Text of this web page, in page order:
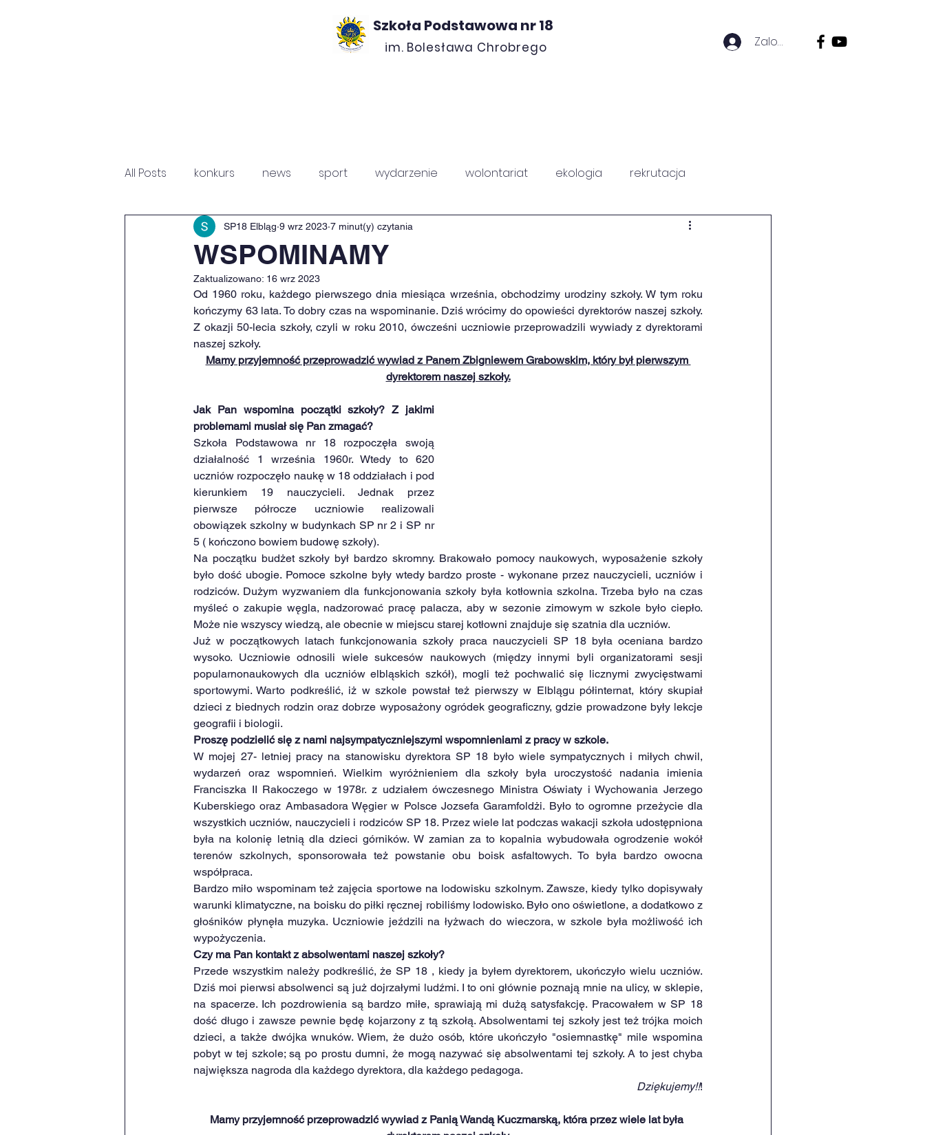
Szkoła Podstawowa nr 18
im. Bolesława Chrobrego Zaloguj się
All Posts konkurs news sport wydarzenie wolontariat ekologia rekrutacja
Fundacja Św. Mikołaja SzPZ Chrobry
WSPOMINAMY
SP18 Elbląg 9 wrz 2023 7 minut(y) czytania
Zaktualizowano: 16 wrz 2023
Od 1960 roku, każdego pierwszego dnia miesiąca września, obchodzimy urodziny szkoły. W tym roku
kończymy 63 lata. To dobry czas na wspominanie. Dziś wrócimy do opowieści dyrektorów naszej szkoły.
Z okazji 50-lecia szkoły, czyli w roku 2010, ówcześni uczniowie przeprowadzili wywiady z dyrektorami
naszej szkoły.
Mamy przyjemność przeprowadzić wywiad z Panem Zbigniewem Grabowskim, który był pierwszym
dyrektorem naszej szkoły.
Jak Pan wspomina początki szkoły? Z jakimi
problemami musiał się Pan zmagać?
Szkoła Podstawowa nr 18 rozpoczęła swoją
działalność 1 września 1960r. Wtedy to 620
uczniów rozpoczęło naukę w 18 oddziałach i pod
kierunkiem 19 nauczycieli. Jednak przez
pierwsze półrocze uczniowie realizowali
obowiązek szkolny w budynkach SP nr 2 i SP nr
5 ( kończono bowiem budowę szkoły).
Na początku budżet szkoły był bardzo skromny. Brakowało pomocy naukowych, wyposażenie szkoły
było dość ubogie. Pomoce szkolne były wtedy bardzo proste - wykonane przez nauczycieli, uczniów i
rodziców. Dużym wyzwaniem dla funkcjonowania szkoły była kotłownia szkolna. Trzeba było na czas
myśleć o zakupie węgla, nadzorować pracę palacza, aby w sezonie zimowym w szkole było ciepło.
Może nie wszyscy wiedzą, ale obecnie w miejscu starej kotłowni znajduje się szatnia dla uczniów.
Już w początkowych latach funkcjonowania szkoły praca nauczycieli SP 18 była oceniana bardzo
wysoko. Uczniowie odnosili wiele sukcesów naukowych (między innymi byli organizatorami sesji
popularnonaukowych dla uczniów elbląskich szkół), mogli też pochwalić się licznymi zwycięstwami
sportowymi. Warto podkreślić, iż w szkole powstał też pierwszy w Elblągu półinternat, który skupiał
dzieci z biednych rodzin oraz dobrze wyposażony ogródek geograficzny, gdzie prowadzone były lekcje
geografii i biologii.
Proszę podzielić się z nami najsympatyczniejszymi wspomnieniami z pracy w szkole.
W mojej 27- letniej pracy na stanowisku dyrektora SP 18 było wiele sympatycznych i miłych chwil,
wydarzeń oraz wspomnień. Wielkim wyróżnieniem dla szkoły była uroczystość nadania imienia
Franciszka II Rakoczego w 1978r. z udziałem ówczesnego Ministra Oświaty i Wychowania Jerzego
Kuberskiego oraz Ambasadora Węgier w Polsce Jozsefa Garamfoldżi. Było to ogromne przeżycie dla
wszystkich uczniów, nauczycieli i rodziców SP 18. Przez wiele lat podczas wakacji szkoła udostępniona
była na kolonię letnią dla dzieci górników. W zamian za to kopalnia wybudowała ogrodzenie wokół
terenów szkolnych, sponsorowała też powstanie obu boisk asfaltowych. To była bardzo owocna
współpraca.
Bardzo miło wspominam też zajęcia sportowe na lodowisku szkolnym. Zawsze, kiedy tylko dopisywały
warunki klimatyczne, na boisku do piłki ręcznej robiliśmy lodowisko. Było ono oświetlone, a dodatkowo z
głośników płynęła muzyka. Uczniowie jeździli na łyżwach do wieczora, w szkole była możliwość ich
wypożyczenia.
Czy ma Pan kontakt z absolwentami naszej szkoły?
Przede wszystkim należy podkreślić, że SP 18 , kiedy ja byłem dyrektorem, ukończyło wielu uczniów.
Dziś moi pierwsi absolwenci są już dojrzałymi ludźmi. I to oni głównie poznają mnie na ulicy, w sklepie,
na spacerze. Ich pozdrowienia są bardzo miłe, sprawiają mi dużą satysfakcję. Pracowałem w SP 18
dość długo i zawsze pewnie będę kojarzony z tą szkołą. Absolwentami tej szkoły jest też trójka moich
dzieci, a także dwójka wnuków. Wiem, że dużo osób, które ukończyło "osiemnastkę" mile wspomina
pobyt w tej szkole; są po prostu dumni, że mogą nazywać się absolwentami tej szkoły. A to jest chyba
największa nagroda dla każdego dyrektora, dla każdego pedagoga.
Dziękujemy!!!
Mamy przyjemność przeprowadzić wywiad z Panią Wandą Kuczmarską, która przez wiele lat była